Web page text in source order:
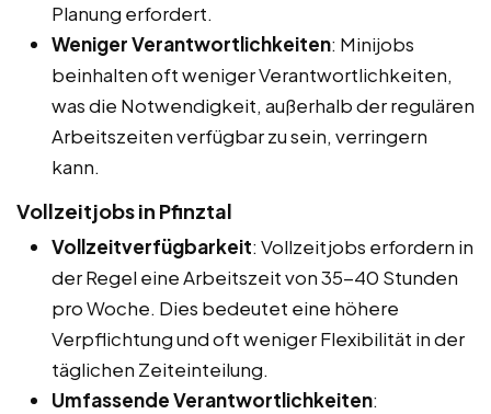
Planung erfordert.
Weniger Verantwortlichkeiten: Minijobs
beinhalten oft weniger Verantwortlichkeiten,
was die Notwendigkeit, außerhalb der regulären
Arbeitszeiten verfügbar zu sein, verringern
kann.
Vollzeitjobs in Pfinztal
Vollzeitverfügbarkeit: Vollzeitjobs erfordern in
der Regel eine Arbeitszeit von 35-40 Stunden
pro Woche. Dies bedeutet eine höhere
Verpflichtung und oft weniger Flexibilität in der
täglichen Zeiteinteilung.
Umfassende Verantwortlichkeiten: